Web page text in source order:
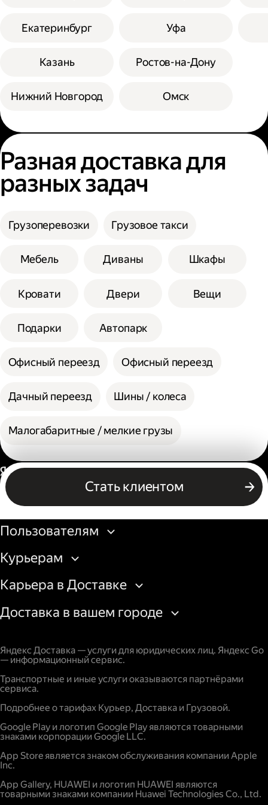
Екатеринбург
Казань
Нижний Новгород
Уфа
Ростов-на-Дону
Омск
Разная доставка для
разных задач
Грузоперевозки Грузовое такси
Мебель Диваны Шкафы
Кровати Двери Вещи
Подарки Автопарк
Офисный переезд Офисный переезд
Дачный переезд Шины / колеса
Малогабаритные / мелкие грузы
Стать клиентом
Россия
Бизнесу
Пользователям
Курьерам
Карьера в Доставке
Доставка в вашем городе
Яндекс Доставка — услуги для юридических лиц. Яндекс Go
— информационный сервис.
Транспортные и иные услуги оказываются партнёрами
сервиса.
Подробнее о тарифах Курьер, Доставка и Грузовой.
Google Play и логотип Google Play являются товарными
знаками корпорации Google LLC.
App Store является знаком обслуживания компании Apple
Inc.
App Gallery, HUAWEI и логотип HUAWEI являются
товарными знаками компании Huawei Technologies Co., Ltd.